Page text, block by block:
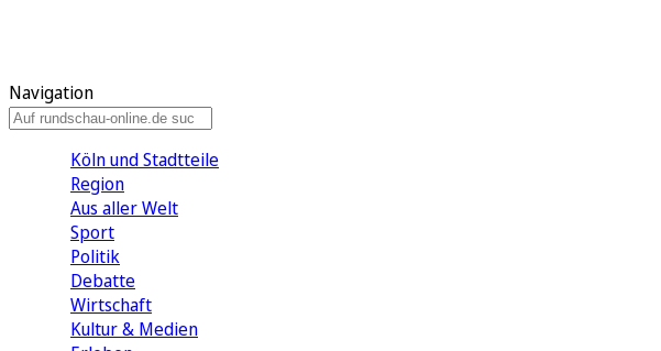
Navigation
Köln und Stadtteile
Region
Aus aller Welt
Sport
Politik
Debatte
Wirtschaft
Kultur & Medien